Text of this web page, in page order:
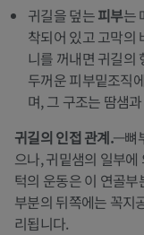
귀길을 덮는피부는
착되어 있고 고막의
니를 꺼내면 귀길의
두꺼운 피부밑조직
며, 그 구조는 땀샘
귀길의 인접 관계.—뼈
으나, 귀밑샘의 일부
턱의 운동은 이 연골
부분의 뒤쪽에는 꼭지
리됩니다.